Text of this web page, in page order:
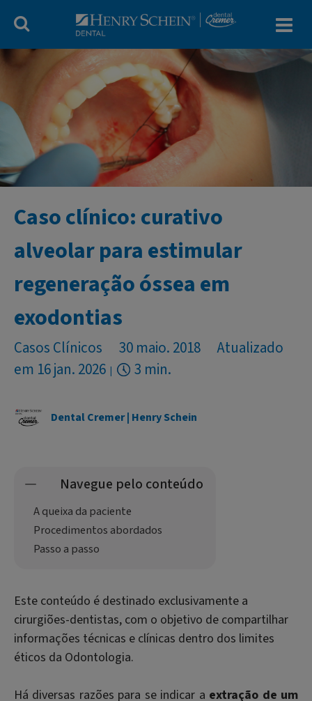
Caso clínico: curativo
alveolar para estimular
regeneração óssea em
exodontias
Casos Clínicos 30 maio. 2018
Atualizado
em 16 jan. 2026
3 min.
Dental Cremer | Henry Schein
Navegue pelo conteúdo
A queixa da paciente
Procedimentos abordados
Passo a passo
Este conteúdo é destinado exclusivamente a
cirurgiões-dentistas, com o objetivo de compartilhar
informações técnicas e clínicas dentro dos limites
éticos da Odontologia.
Há diversas razões para se indicar a extração de um